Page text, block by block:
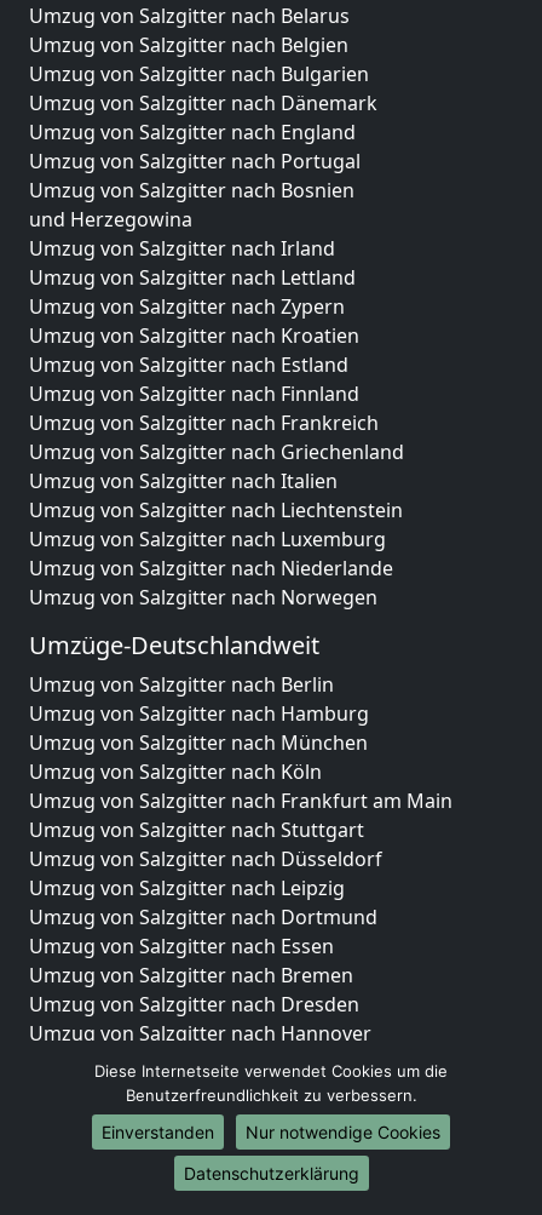
Umzug von Salzgitter nach Belarus
Umzug von Salzgitter nach Belgien
Umzug von Salzgitter nach Bulgarien
Umzug von Salzgitter nach Dänemark
Umzug von Salzgitter nach England
Umzug von Salzgitter nach Portugal
Umzug von Salzgitter nach Bosnien
und Herzegowina
Umzug von Salzgitter nach Irland
Umzug von Salzgitter nach Lettland
Umzug von Salzgitter nach Zypern
Umzug von Salzgitter nach Kroatien
Umzug von Salzgitter nach Estland
Umzug von Salzgitter nach Finnland
Umzug von Salzgitter nach Frankreich
Umzug von Salzgitter nach Griechenland
Umzug von Salzgitter nach Italien
Umzug von Salzgitter nach Liechtenstein
Umzug von Salzgitter nach Luxemburg
Umzug von Salzgitter nach Niederlande
Umzug von Salzgitter nach Norwegen
Umzüge-Deutschlandweit
Umzug von Salzgitter nach Berlin
Umzug von Salzgitter nach Hamburg
Umzug von Salzgitter nach München
Umzug von Salzgitter nach Köln
Umzug von Salzgitter nach Frankfurt am Main
Umzug von Salzgitter nach Stuttgart
Umzug von Salzgitter nach Düsseldorf
Umzug von Salzgitter nach Leipzig
Umzug von Salzgitter nach Dortmund
Umzug von Salzgitter nach Essen
Umzug von Salzgitter nach Bremen
Umzug von Salzgitter nach Dresden
Umzug von Salzgitter nach Hannover
Umzug von Salzgitter nach Nürnberg
Umzug von Salzgitter nach Duisburg
Umzug von Salzgitter nach Bochum
Umzug von Salzgitter nach Wuppertal
Umzug von Salzgitter nach Bielefeld
Diese Internetseite verwendet Cookies um die
Benutzerfreundlichkeit zu verbessern.
Einverstanden
Nur notwendige Cookies
Datenschutzerklärung